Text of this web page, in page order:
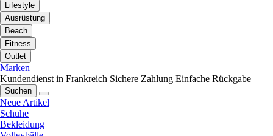
Lifestyle
Ausrüstung
Beach
Fitness
Outlet
Marken
Kundendienst in Frankreich Sichere Zahlung Einfache Rückgabe
Suchen
Neue Artikel
Schuhe
Bekleidung